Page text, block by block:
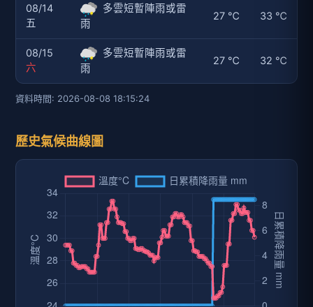
08/14
五
多雲短暫陣雨或雷
雨
27 ℃ 33 ℃
08/15
六
多雲短暫陣雨或雷
雨
27 ℃ 32 ℃
資料時間: 2026-08-08 18:15:24
歷史氣候曲線圖